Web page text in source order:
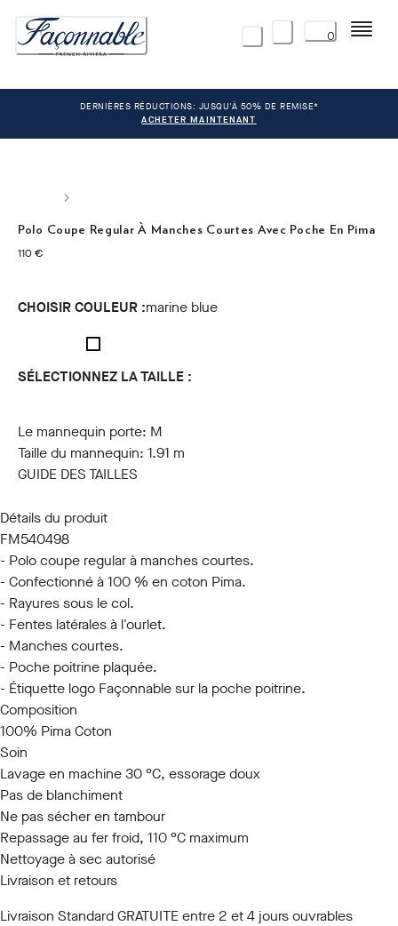
0 Menu
DERNIÈRES RÉDUCTIONS: JUSQU'À 50% DE REMISE*
ACHETER MAINTENANT
Polo Coupe Regular À Manches Courtes Avec Poche En Pima
110 €
current price 110 €
CHOISIR COULEUR :marine blue
SÉLECTIONNEZ LA TAILLE :
Le mannequin porte: M
Taille du mannequin: 1.91 m
GUIDE DES TAILLES
Détails du produit
FM540498
- Polo coupe regular à manches courtes.
- Confectionné à 100 % en coton Pima.
- Rayures sous le col.
- Fentes latérales à l'ourlet.
- Manches courtes.
- Poche poitrine plaquée.
- Étiquette logo Façonnable sur la poche poitrine.
Composition
100% Pima Coton
Soin
Lavage en machine 30 °C, essorage doux
Pas de blanchiment
Ne pas sécher en tambour
Repassage au fer froid, 110 °C maximum
Nettoyage à sec autorisé
Livraison et retours
Livraison Standard GRATUITE entre 2 et 4 jours ouvrables